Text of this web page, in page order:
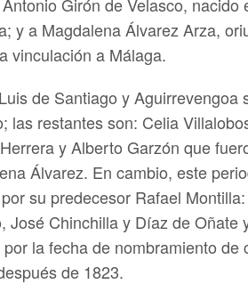
y a Magdalena Álvarez Arza,
vinculación a Málaga.
de Santiago y
las restantes son: Celia
y Alberto Garzón que
Álvarez. En cambio, este
su predecesor Rafael
José Chinchilla y Díaz de
la fecha de nombramiento
de 1823.